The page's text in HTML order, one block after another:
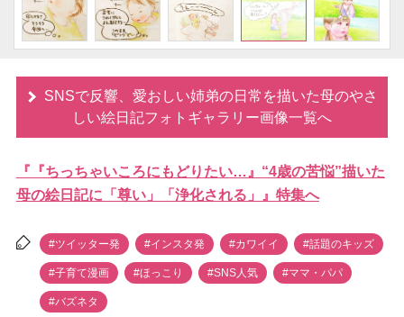
SNSで反響、愛おしい姉弟の日常を描いた母のやさ
しい絵日記フォトギャラリー画像一覧へ
『『ちっちゃいころにもどりたい…』“4歳の苦悩”描いた
母の絵日記に「尊い」「浄化される」』特集へ
#ツイッター発 #インスタ発 #カワイイ #話題のキッズ
#子育て漫画 #ほっこり #SNS人気 #ママ・パパ
#バズネタ